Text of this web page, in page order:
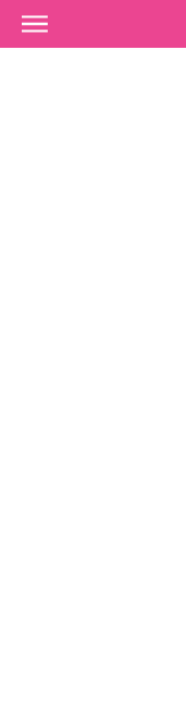
Ir al contenido principal